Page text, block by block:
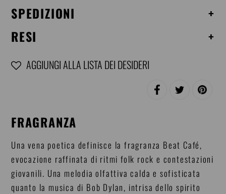
SPEDIZIONI
+
RESI
+
AGGIUNGI ALLA LISTA DEI DESIDERI
CONDIVIDITWITTA PINNA
nel
carrello
FRAGRANZA
Una vena poetica definisce la fragranza Beat Café,
evocazione raffinata di ritmi folk rock e contestazioni
giovanili. Una melodia olfattiva calda e sofisticata
quanto la musica di Bob Dylan, intrisa dello spirito